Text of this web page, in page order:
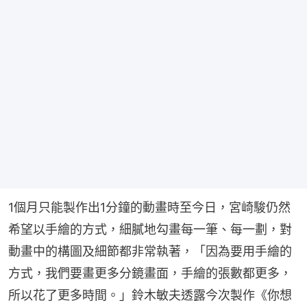
1個月只能製作出1分鐘的動畫時至今日，宮崎駿仍然
希望以手繪的方式，細膩地勾畫每一筆、每一劃，對
動畫中的構圖及細節都非常執著，「因為要用手繪的
方式，我們要畫更多分鏡畫面，手繪的張數都更多，
所以花了更多時間。」鈴木敏夫透露今次製作《你想